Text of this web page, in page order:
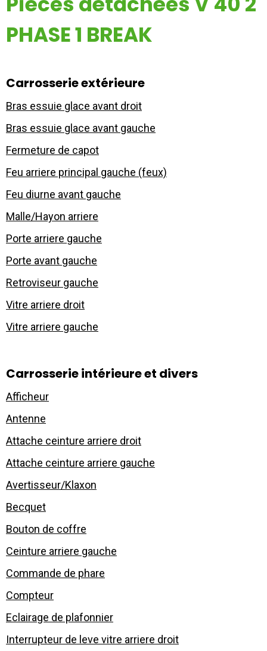
01 60 48 23 09
PHASE 1 BREAK
Carrosserie extérieure
Bras essuie glace avant droit
Bras essuie glace avant gauche
Fermeture de capot
Feu arriere principal gauche (feux)
Feu diurne avant gauche
Malle/Hayon arriere
Porte arriere gauche
Porte avant gauche
Retroviseur gauche
Vitre arriere droit
Vitre arriere gauche
Carrosserie intérieure et divers
Afficheur
Antenne
Attache ceinture arriere droit
Attache ceinture arriere gauche
Avertisseur/Klaxon
Becquet
Bouton de coffre
Ceinture arriere gauche
Commande de phare
Compteur
Eclairage de plafonnier
Interrupteur de leve vitre arriere droit